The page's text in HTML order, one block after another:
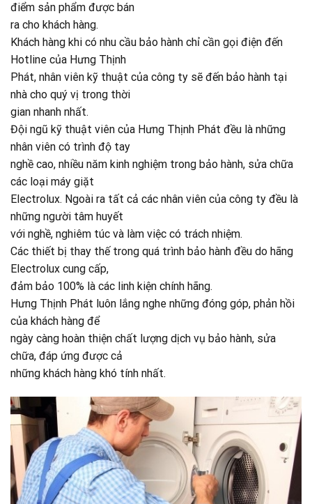
điểm sản phẩm được bán
ra cho khách hàng.
Khách hàng khi có nhu cầu bảo hành chỉ cần gọi điện đến
Hotline của Hưng Thịnh
Phát, nhân viên kỹ thuật của công ty sẽ đến bảo hành tại
nhà cho quý vị trong thời
gian nhanh nhất.
Đội ngũ kỹ thuật viên của Hưng Thịnh Phát đều là những
nhân viên có trình độ tay
nghề cao, nhiều năm kinh nghiệm trong bảo hành, sửa chữa
các loại máy giặt
Electrolux. Ngoài ra tất cả các nhân viên của công ty đều là
những người tâm huyết
với nghề, nghiêm túc và làm việc có trách nhiệm.
Các thiết bị thay thế trong quá trình bảo hành đều do hãng
Electrolux cung cấp,
đảm bảo 100% là các linh kiện chính hãng.
Hưng Thịnh Phát luôn lắng nghe những đóng góp, phản hồi
của khách hàng để
ngày càng hoàn thiện chất lượng dịch vụ bảo hành, sửa
chữa, đáp ứng được cả
những khách hàng khó tính nhất.